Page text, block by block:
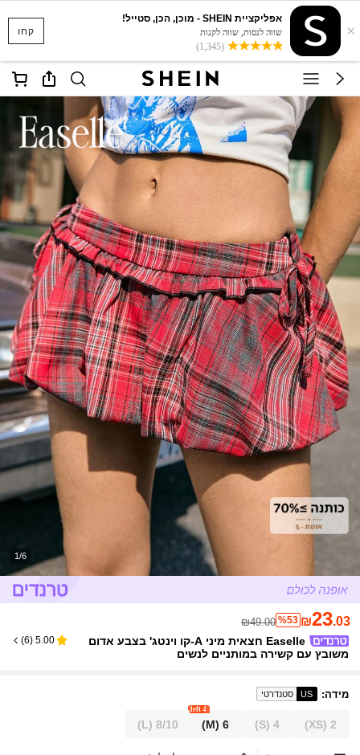
קחו ×
אפליקציית SHEIN - מוכן, הכן, סטייל!
שווה לנסות, שווה לקנות
(1,345)
1/6
₪23.03
%53
₪49.00
Easelle חצאית מיני A-קו וינטג' בצבע אדום
משובץ עם קשירה במותניים לנשים
5.00
(
6
)
מידה:
US סטנדרטי
2
(XS)
4
(S)
6
(M)
4 left
8/10
(L)